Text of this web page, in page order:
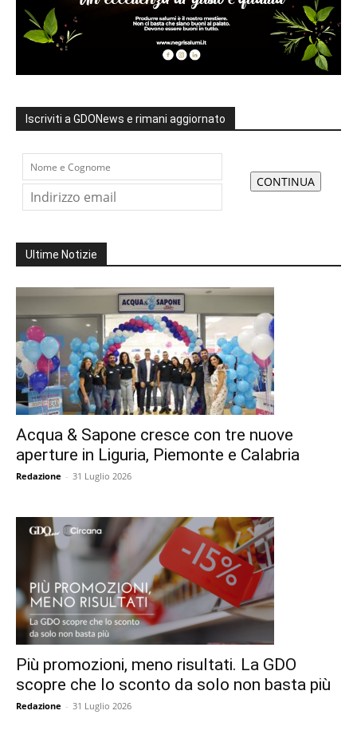
Iscriviti a GDONews e rimani aggiornato
Ultime Notizie
Acqua & Sapone cresce con tre nuove
aperture in Liguria, Piemonte e Calabria
Redazione - 31 Luglio 2026
Più promozioni, meno risultati. La GDO
scopre che lo sconto da solo non basta più
Redazione - 31 Luglio 2026